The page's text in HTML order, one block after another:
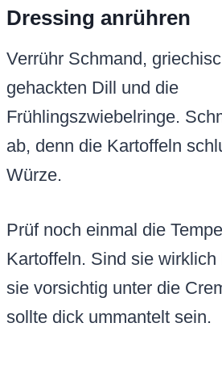
Dressing anrühren
Verrühr Schmand,
gehackten Dill und die
Frühlingszwiebelringe.
ab, denn die Kartoffeln
Würze.
Prüf noch einmal die
Kartoffeln. Sind sie
sie vorsichtig unter die
sollte dick ummantelt sein.